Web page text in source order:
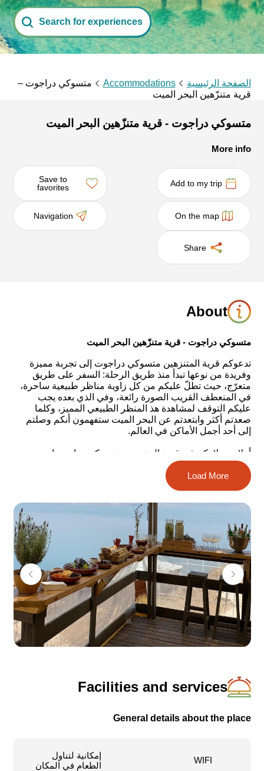
Search for experiences
الصفحة الرئيسية Accommodations
متسوكي دراجوت –
قرية متنزّهين البحر الميت
متسوكي دراجوت - قرية متنزّهين البحر الميت
More info
Add to my trip
Save to
favorites
On the map
Navigation
Share
About
متسوكي دراجوت - قرية متنزّهين البحر الميت
تدعوكم قرية المتنزهين متسوكي دراجوت إلى تجربة مميزة
وفريدة من نوعها تبدأ منذ طريق الرحلة: السفر على طريق
متعرّج، حيث تطلّ عليكم من كل زاوية مناظر طبيعية ساحرة،
في المنعطف القريب الصورة رائعة، وفي الذي بعده يجب
عليكم التوقف لمشاهدة هذ المنظر الطبيعي المميز، وكلما
صعدتم أكثر وابتعدتم عن البحر الميت ستفهمون أنكم وصلتم
إلى أحد أجمل الأماكن في العالم.
أهلا وسهلا بكم في قرية المتنزهين متسوكي دراجوت!
جبال شاهقة لارتفاعات كبيرة وتمسك بقوة بكل هذا الجمال
صورة لا تقدّر بثمن.
داخل القرية هنالك تشيكلة واسعة من إمكانيات المبيت –
مناطق تخييم (كامبينج)، غرف نزل بسيطة ومتواضعة، شقق
ضيافة مجهّزة، خيام جلامبينغ “تانتي”، وغرفة “مقابل البحر”
واحدة ووحيدة!
كذلك، بالإمكان الاستمتاع بمقهى-بار بأجواء مميزة مقابل
الإطلالة الساحرة.
في المجمّع:
52 غرفة نزل
1 غرفة مقابل البحر
تخييم صحراوي (إقامة خيام خصوصية، خيام صحراوية مشتركة،
خيام عائلية أو زوجية)
Load More
Facilities and services
General details about the place
WIFI
إمكانية لتناول
الطعام في المكان